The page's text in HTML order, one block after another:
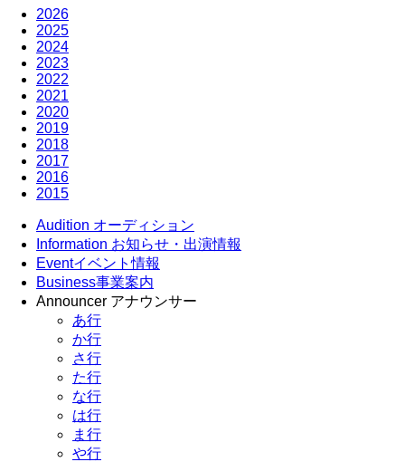
2026
2025
2024
2023
2022
2021
2020
2019
2018
2017
2016
2015
Audition オーディション
Information お知らせ・出演情報
Eventイベント情報
Business事業案内
Announcer アナウンサー
あ行
か行
さ行
た行
な行
は行
ま行
や行